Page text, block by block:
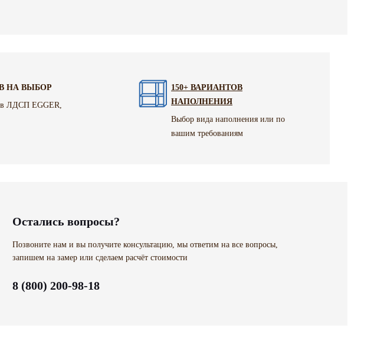
НА ВЫБОР
ЛДСП EGGER,
150+ ВАРИАНТОВ
НАПОЛНЕНИЯ
Выбор вида наполнения или по
вашим требованиям
Остались вопросы?
Позвоните нам и вы получите консультацию, мы ответим на все вопросы,
запишем на замер или сделаем расчёт стоимости
8 (800) 200-98-18